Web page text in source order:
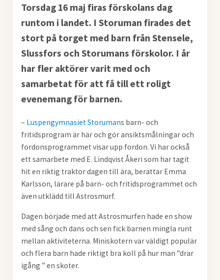
Torsdag 16 maj firas förskolans dag
runtom i landet. I Storuman firades det
stort på torget med barn från Stensele,
Slussfors och Storumans förskolor. I år
har fler aktörer varit med och
samarbetat för att få till ett roligt
evenemang för barnen.
– Luspengymnasiet Storumans barn- och
fritidsprogram är här och gör ansiktsmålningar och
fordonsprogrammet visar upp fordon. Vi har också
ett samarbete med E. Lindqvist Åkeri som har tagit
hit en riktig traktor dagen till ära, berättar Emma
Karlsson, lärare på barn- och fritidsprogrammet och
även utklädd till Astrosmurf.
Dagen började med att Astrosmurfen hade en show
med sång och dans och sen fick barnen mingla runt
mellan aktiviteterna. Miniskotern var väldigt populär
och flera barn hade riktigt bra koll på hur man ”drar
igång ” en skoter.